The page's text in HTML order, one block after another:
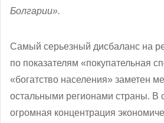
Болгарии».
Самый серьезный дисбаланс на
по показателям «покупательная
«богатство населения» заметен
остальными регионами страны. В
огромная концентрация